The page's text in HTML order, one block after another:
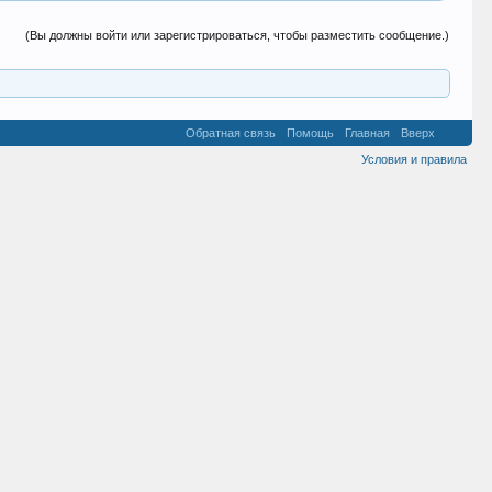
(Вы должны войти или зарегистрироваться, чтобы разместить сообщение.)
Обратная связь Помощь Главная
Вверх
Условия и правила